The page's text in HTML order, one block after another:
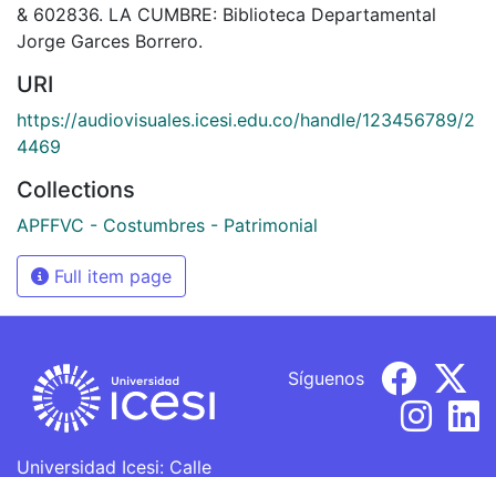
& 602836. LA CUMBRE: Biblioteca Departamental
Jorge Garces Borrero.
URI
https://audiovisuales.icesi.edu.co/handle/123456789/2
4469
Collections
APFFVC - Costumbres - Patrimonial
Full item page
Universidad Icesi: Calle
Síguenos